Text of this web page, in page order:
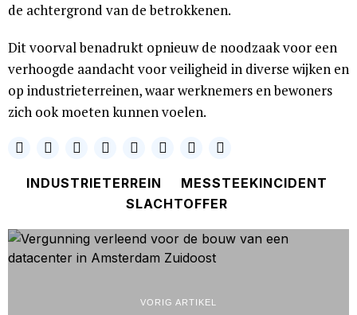
de achtergrond van de betrokkenen.
Dit voorval benadrukt opnieuw de noodzaak voor een
verhoogde aandacht voor veiligheid in diverse wijken en
op industrieterreinen, waar werknemers en bewoners
zich ook moeten kunnen voelen.
INDUSTRIETERREIN
MESSTEEKINCIDENT
SLACHTOFFER
VORIG ARTIKEL